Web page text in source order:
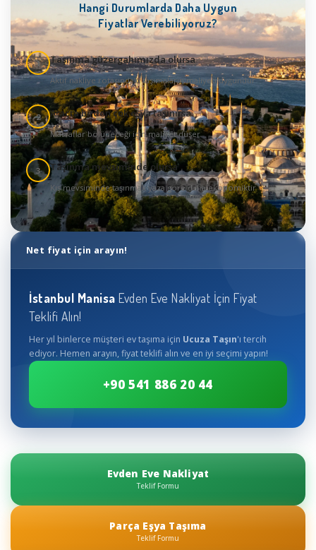
Hangi Durumlarda Daha Uygun
Fiyatlar Verebiliyoruz?
1 Taşınma güzergahımızda olursa
Aktif nakliye rotasındaki taşımaların maliyeti uygundur
2 Araçta birden çok eşya taşınırsa
Masraflar bölüneceği için maliyet düşer
3 Taşınma mevsiminde olursa
Kış mevsiminde taşınmak yaza göre daha ekonomiktir
Net fiyat için arayın!
İstanbul Manisa Evden Eve Nakliyat İçin Fiyat
Teklifi Alın!
Her yıl binlerce müşteri ev taşıma için Ucuza Taşın'ı tercih
ediyor. Hemen arayın, fiyat teklifi alın ve en iyi seçimi yapın!
+90 541 886 20 44
Evden Eve Nakliyat
Teklif Formu
Parça Eşya Taşıma
Teklif Formu